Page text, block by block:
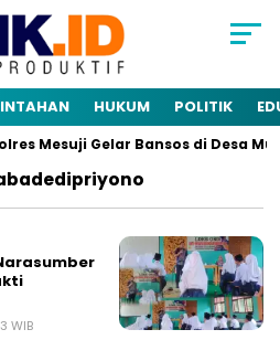
HUKUM POLITIK
Mesuji Gelar Bansos di Desa
WIB